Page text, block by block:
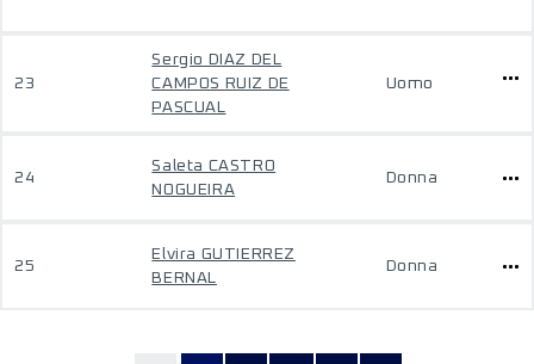
23
Sergio DIAZ DEL
CAMPOS RUIZ DE
PASCUAL
Uomo
24
Saleta CASTRO
NOGUEIRA
Donna
25
Elvira GUTIERREZ
BERNAL
Donna